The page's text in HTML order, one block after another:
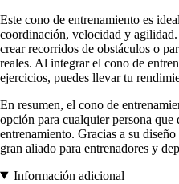
Este cono de entrenamiento es
coordinación, velocidad y
crear recorridos de obstáculos o
reales. Al integrar el cono de
ejercicios, puedes llevar tu
En resumen, el cono de
opción para cualquier persona que
entrenamiento. Gracias a su
gran aliado para entrenadores y
Información adicional